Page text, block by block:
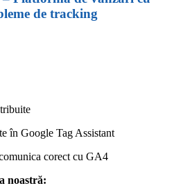
de tracking
în Google Tag Assistant
corect cu GA4
noastră: